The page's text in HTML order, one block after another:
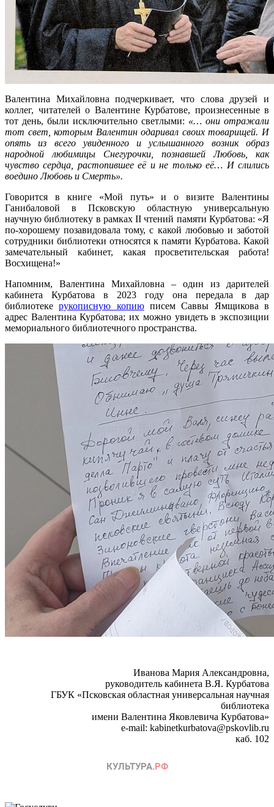
Валентина Михайловна подчеркивает, что слова друзей и
коллег, читателей о Валентине Курбатове, произнесенные в
тот день, были исключительно светлыми: «… они отражали
тот свет, которым Валентин одаривал своих товарищей. И
опять из всего увиденного и услышанного возник образ
народной любимицы Снегурочки, познавшей Любовь, как
чувство сердца, растопившее её и не только её… И слились
воедино Любовь и Смерть».
Говорится в книге «Мой путь» и о визите Валентины
Ганибаловой в Псковскую областную универсальную
научную библиотеку в рамках II чтений памяти Курбатова: «Я
по-хорошему позавидовала тому, с какой любовью и заботой
сотрудники библиотеки относятся к памяти Курбатова. Какой
замечательный кабинет, какая просветительская работа!
Восхищена!»
Напомним, Валентина Михайловна – один из дарителей
кабинета Курбатова в 2023 году она передала в дар
библиотекерукописную копиюписем Саввы Ямщикова в
адрес Валентина Курбатова; их можно увидеть в экспозиции
мемориального библиотечного пространства.
Иванова Мария Александровна,
руководитель кабинета В.Я. Курбатова
ГБУК «Псковская областная универсальная научная
библиотека
имени Валентина Яковлевича Курбатова»
e-mail: kabinetkurbatova@pskovlib.ru
каб. 102